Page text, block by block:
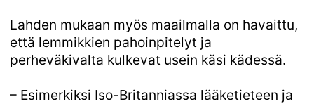
Lahden mukaan myös maailmalla on havaittu,
että lemmikkien pahoinpitelyt ja
perheväkivalta kulkevat usein käsi kädessä.
– Esimerkiksi Iso-Britanniassa lääketieteen ja